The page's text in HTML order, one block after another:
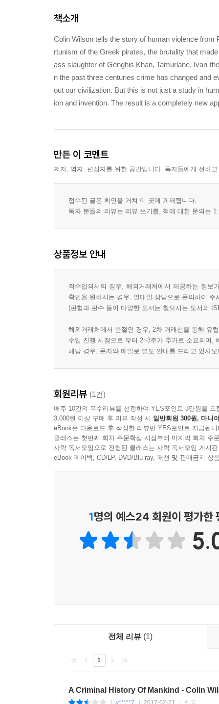
책소개
Colin Wilson tells the story of human violence
rtunism of the Greek pirates, the brutality that
ass slaughter of Genghis Khan, Tamurlane, Ivan
n the past three centuries crime has changed and
out our civilization. But this is not just a study in
ion and invention. The result is a completely new
만든 이 코멘트
저자, 역자, 편집자를 위한 공간입니다. 독자들에게 전하
접수된 글은 확인을 거쳐 이 곳에 게재됩니다.
독자 분들의 리뷰는 리뷰 쓰기를, 책에 대한 문의는
상품정보 안내
직수입외서의 경우, 해외거래처에서 제공하는 정
확인을 원하시는 경우, 일대일 상담으로 문의하여 주
(판형과 판수 등이 다양한 도서는 찾으시는 도서의
해외거래처에서 품절인 경우, 2차 거래선을 통해 유
수입 진행 시점으로 부터 2~3주가 추가로 소요되며,
해당 경우, 문자와 메일로 별도 안내를 드리고 있사
회원리뷰 (1건)
매주 10건의 우수리뷰를 선정하여 YES포인트 3만원을 드
3,000원 이상 구매 후 리뷰 작성 시 일반회원 300원, 마니
eBook은 다운로드 후 작성한 리뷰만 YES포인트 지급됩니
클래스는 첫번째 회차 주문확정 시점부터 마지막 회차 주
사락 독서모임으로 진행된 클래스는 사락 독서모임 게시
eBook 페이백, CD/LP, DVD/Blu-ray, 패션 및 판매금지 상
1명의 예스24 회원이 평가한
전체 리뷰 (1)
1
A Criminal History Of Mankind - Colin
v*****7 2017-02-21 신고